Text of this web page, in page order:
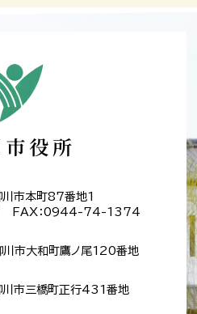
市本町87番地1
FAX：0944-74-1374
市大和町鷹ノ尾120番地
市三橋町正行431番地